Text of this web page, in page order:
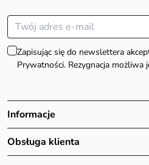
Zapisując się do newslettera
Prywatności. Rezygnacja możliwa
Informacje
Obsługa klienta